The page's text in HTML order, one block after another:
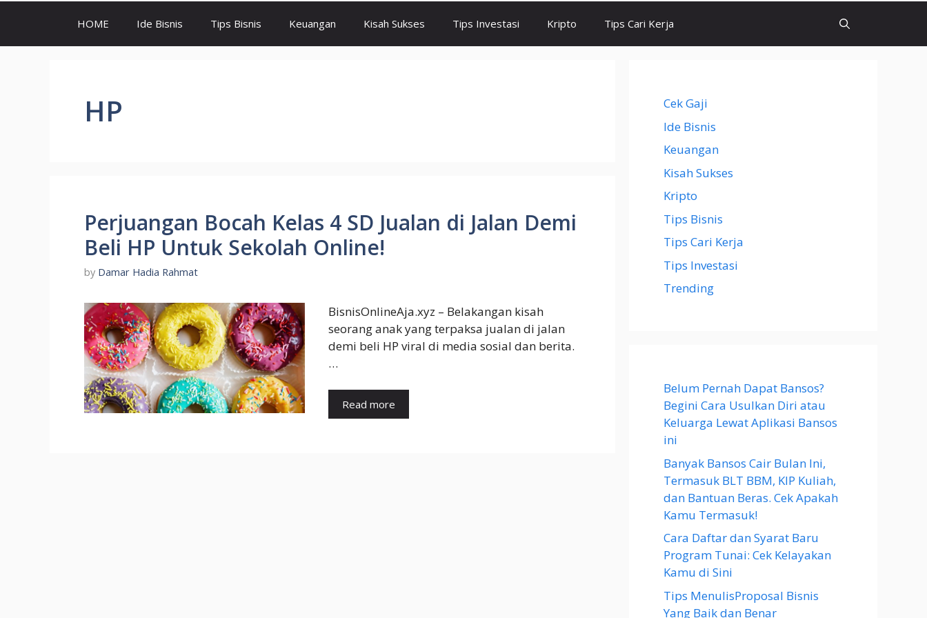
HOME Ide Bisnis Tips Bisnis Keuangan Kisah Sukses Tips Investasi Kripto Tips Cari Kerja
HP
Perjuangan Bocah Kelas 4 SD Jualan di Jalan Demi
Beli HP Untuk Sekolah Online!
by Damar Hadia Rahmat
BisnisOnlineAja.xyz – Belakangan kisah
seorang anak yang terpaksa jualan di jalan
demi beli HP viral di media sosial dan berita.
…
Read more
Cek Gaji
Ide Bisnis
Keuangan
Kisah Sukses
Kripto
Tips Bisnis
Tips Cari Kerja
Tips Investasi
Trending
Belum Pernah Dapat Bansos?
Begini Cara Usulkan Diri atau
Keluarga Lewat Aplikasi Bansos
ini
Banyak Bansos Cair Bulan Ini,
Termasuk BLT BBM, KIP Kuliah,
dan Bantuan Beras. Cek Apakah
Kamu Termasuk!
Cara Daftar dan Syarat Baru
Program Tunai: Cek Kelayakan
Kamu di Sini
Tips MenulisProposal Bisnis
Yang Baik dan Benar